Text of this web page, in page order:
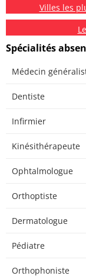
Villes les
Spécialités
Médecin
Dentiste
Infirmier
Kinésithérapeute
Ophtalmologue
Orthoptiste
Dermatologue
Pédiatre
Orthophoniste